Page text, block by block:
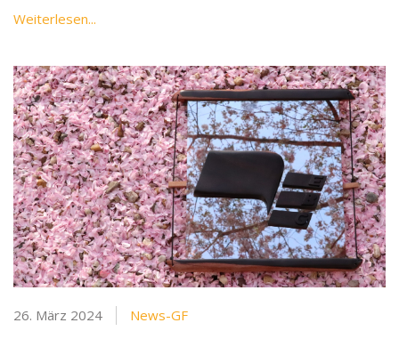
Weiterlesen...
26. März 2024 News-GF